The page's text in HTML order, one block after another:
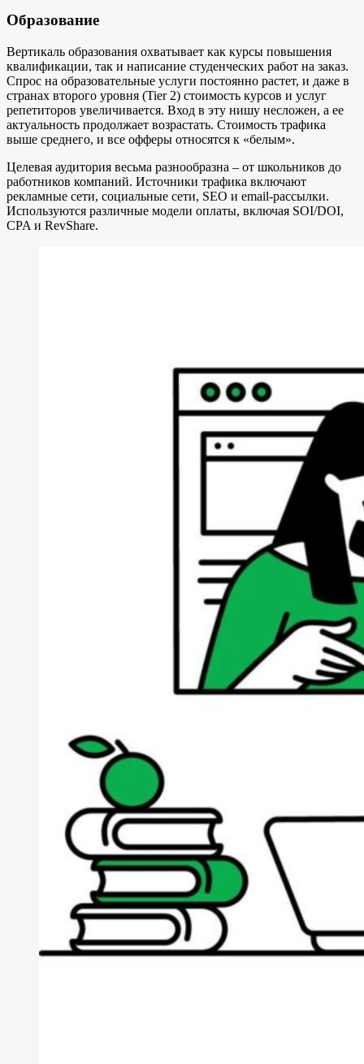
Образование
Вертикаль образования охватывает как курсы повышения
квалификации, так и написание студенческих работ на заказ.
Спрос на образовательные услуги постоянно растет, и даже в
странах второго уровня (Tier 2) стоимость курсов и услуг
репетиторов увеличивается. Вход в эту нишу несложен, а ее
актуальность продолжает возрастать. Стоимость трафика
выше среднего, и все офферы относятся к «белым».
Целевая аудитория весьма разнообразна – от школьников до
работников компаний. Источники трафика включают
рекламные сети, социальные сети, SEO и email-рассылки.
Используются различные модели оплаты, включая SOI/DOI,
CPA и RevShare.